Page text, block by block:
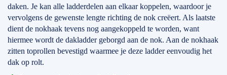
daken. Je kan alle ladderdelen aan elkaar koppelen, waardoor je
vervolgens de gewenste lengte richting de nok creëert. Als laatste
dient de nokhaak tevens nog aangekoppeld te worden, want
hiermee wordt de dakladder geborgd aan de nok. Aan de nokhaak
zitten toprollen bevestigd waarmee je deze ladder eenvoudig het
dak op rolt.